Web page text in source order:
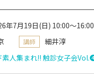
年7月19日(日) 10:00～16:00
講師
細井淳
素人集まれ!! 触診女子会